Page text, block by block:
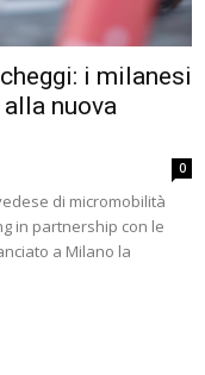
i milanesi
nuova
0
di micromobilità
in partnership con le
a Milano la